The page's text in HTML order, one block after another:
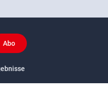
Abo
US-Sport